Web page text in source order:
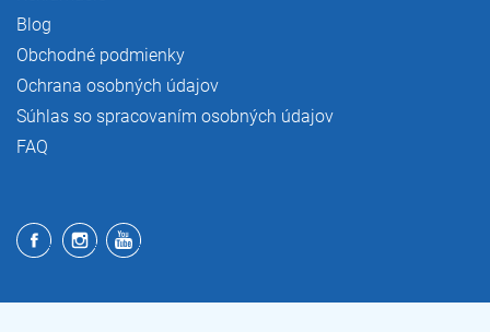
Blog
Obchodné podmienky
Ochrana osobných údajov
Súhlas so spracovaním osobných údajov
FAQ